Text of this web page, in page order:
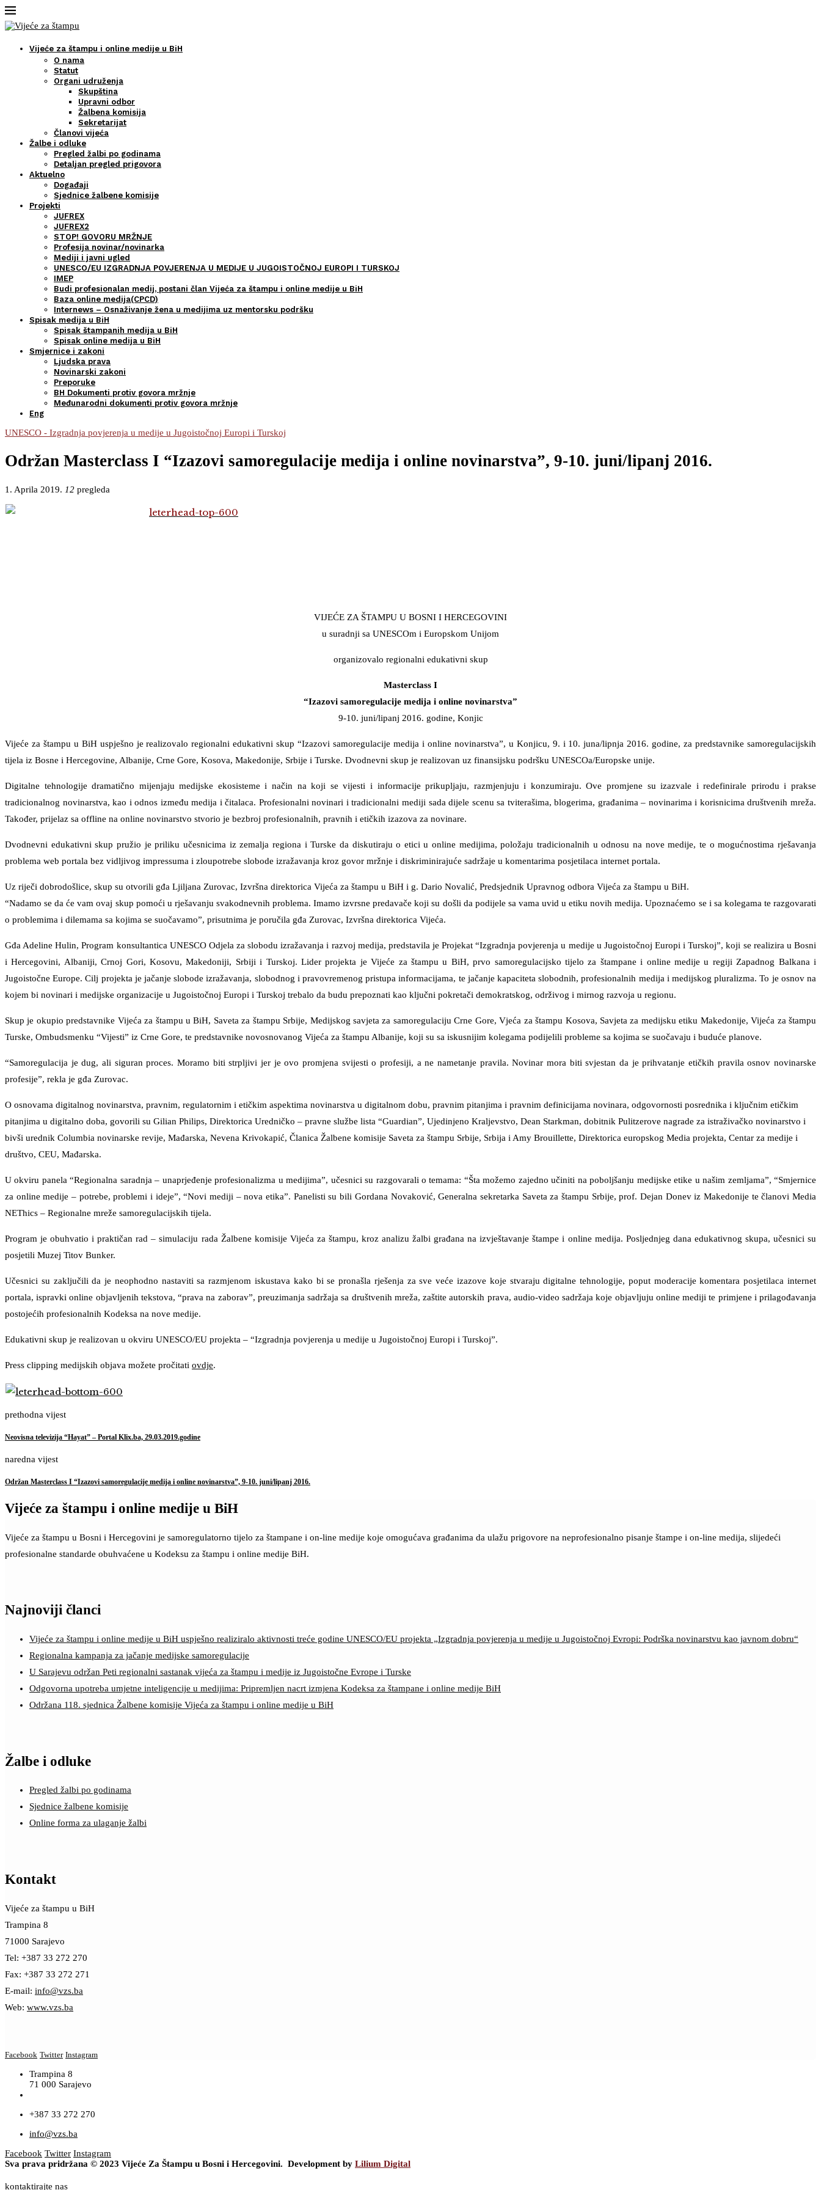
Vijeće za štampu i online medije u BiH
O nama
Statut
Organi udruženja
Skupština
Upravni odbor
Žalbena komisija
Sekretarijat
Članovi vijeća
Žalbe i odluke
Pregled žalbi po godinama
Detaljan pregled prigovora
Aktuelno
Događaji
Sjednice žalbene komisije
Projekti
JUFREX
JUFREX2
STOP! GOVORU MRŽNJE
Profesija novinar/novinarka
Mediji i javni ugled
UNESCO/EU IZGRADNJA POVJERENJA U MEDIJE U JUGOISTOČNOJ EUROPI I TURSKOJ
IMEP
Budi profesionalan medij, postani član Vijeća za štampu i online medije u BiH
Baza online medija(CPCD)
Internews – Osnaživanje žena u medijima uz mentorsku podršku
Spisak medija u BiH
Spisak štampanih medija u BiH
Spisak online medija u BiH
Smjernice i zakoni
Ljudska prava
Novinarski zakoni
Preporuke
BH Dokumenti protiv govora mržnje
Međunarodni dokumenti protiv govora mržnje
Eng
UNESCO - Izgradnja povjerenja u medije u Jugoistočnoj Europi i Turskoj
Održan Masterclass I “Izazovi samoregulacije medija i online novinarstva”, 9-10. juni/lipanj 2016.
1. Aprila 2019. 12 pregleda
VIJEĆE ZA ŠTAMPU U BOSNI I HERCEGOVINI
u suradnji sa UNESCOm i Europskom Unijom
organizovalo regionalni edukativni skup
Masterclass I
“Izazovi samoregulacije medija i online novinarstva”
9-10. juni/lipanj 2016. godine, Konjic
Vijeće za štampu u BiH uspješno je realizovalo regionalni edukativni skup “Izazovi samoregulacije medija i online novinarstva”, u Konjicu, 9. i 10. juna/lipnja 2016. godine, za predstavnike samoregulacijskih
tijela iz Bosne i Hercegovine, Albanije, Crne Gore, Kosova, Makedonije, Srbije i Turske. Dvodnevni skup je realizovan uz finansijsku podršku UNESCOa/Europske unije.
Digitalne tehnologije dramatično mijenjaju medijske ekosisteme i način na koji se vijesti i informacije prikupljaju, razmjenjuju i konzumiraju. Ove promjene su izazvale i redefinirale prirodu i prakse
tradicionalnog novinarstva, kao i odnos između medija i čitalaca. Profesionalni novinari i tradicionalni mediji sada dijele scenu sa tviterašima, blogerima, građanima – novinarima i korisnicima društvenih mreža.
Također, prijelaz sa offline na online novinarstvo stvorio je bezbroj profesionalnih, pravnih i etičkih izazova za novinare.
Dvodnevni edukativni skup pružio je priliku učesnicima iz zemalja regiona i Turske da diskutiraju o etici u online medijima, položaju tradicionalnih u odnosu na nove medije, te o mogućnostima rješavanja
problema web portala bez vidljivog impressuma i zloupotrebe slobode izražavanja kroz govor mržnje i diskriminirajuće sadržaje u komentarima posjetilaca internet portala.
Uz riječi dobrodošlice, skup su otvorili gđa Ljiljana Zurovac, Izvršna direktorica Vijeća za štampu u BiH i g. Dario Novalić, Predsjednik Upravnog odbora Vijeća za štampu u BiH.
“Nadamo se da će vam ovaj skup pomoći u rješavanju svakodnevnih problema. Imamo izvrsne predavače koji su došli da podijele sa vama uvid u etiku novih medija. Upoznaćemo se i sa kolegama te razgovarati
o problemima i dilemama sa kojima se suočavamo”, prisutnima je poručila gđa Zurovac, Izvršna direktorica Vijeća.
Gđa Adeline Hulin, Program konsultantica UNESCO Odjela za slobodu izražavanja i razvoj medija, predstavila je Projekat “Izgradnja povjerenja u medije u Jugoistočnoj Europi i Turskoj”, koji se realizira u Bosni
i Hercegovini, Albaniji, Crnoj Gori, Kosovu, Makedoniji, Srbiji i Turskoj. Lider projekta je Vijeće za štampu u BiH, prvo samoregulacijsko tijelo za štampane i online medije u regiji Zapadnog Balkana i
Jugoistočne Europe. Cilj projekta je jačanje slobode izražavanja, slobodnog i pravovremenog pristupa informacijama, te jačanje kapaciteta slobodnih, profesionalnih medija i medijskog pluralizma. To je osnov na
kojem bi novinari i medijske organizacije u Jugoistočnoj Europi i Turskoj trebalo da budu prepoznati kao ključni pokretači demokratskog, održivog i mirnog razvoja u regionu.
Skup je okupio predstavnike Vijeća za štampu u BiH, Saveta za štampu Srbije, Medijskog savjeta za samoregulaciju Crne Gore, Vjeća za štampu Kosova, Savjeta za medijsku etiku Makedonije, Vijeća za štampu
Turske, Ombudsmenku “Vijesti” iz Crne Gore, te predstavnike novosnovanog Vijeća za štampu Albanije, koji su sa iskusnijim kolegama podijelili probleme sa kojima se suočavaju i buduće planove.
“Samoregulacija je dug, ali siguran proces. Moramo biti strpljivi jer je ovo promjena svijesti o profesiji, a ne nametanje pravila. Novinar mora biti svjestan da je prihvatanje etičkih pravila osnov novinarske
profesije”, rekla je gđa Zurovac.
O osnovama digitalnog novinarstva, pravnim, regulatornim i etičkim aspektima novinarstva u digitalnom dobu, pravnim pitanjima i pravnim definicijama novinara, odgovornosti posrednika i ključnim etičkim
pitanjima u digitalno doba, govorili su Gilian Philips, Direktorica Uredničko – pravne službe lista “Guardian”, Ujedinjeno Kraljevstvo, Dean Starkman, dobitnik Pulitzerove nagrade za istraživačko novinarstvo i
bivši urednik Columbia novinarske revije, Mađarska, Nevena Krivokapić, Članica Žalbene komisije Saveta za štampu Srbije, Srbija i Amy Brouillette, Direktorica europskog Media projekta, Centar za medije i
društvo, CEU, Mađarska.
U okviru panela “Regionalna saradnja – unaprjeđenje profesionalizma u medijima”, učesnici su razgovarali o temama: “Šta možemo zajedno učiniti na poboljšanju medijske etike u našim zemljama”, “Smjernice
za online medije – potrebe, problemi i ideje”, “Novi mediji – nova etika”. Panelisti su bili Gordana Novaković, Generalna sekretarka Saveta za štampu Srbije, prof. Dejan Donev iz Makedonije te članovi Media
NEThics – Regionalne mreže samoregulacijskih tijela.
Program je obuhvatio i praktičan rad – simulaciju rada Žalbene komisije Vijeća za štampu, kroz analizu žalbi građana na izvještavanje štampe i online medija. Posljednjeg dana edukativnog skupa, učesnici su
posjetili Muzej Titov Bunker.
Učesnici su zaključili da je neophodno nastaviti sa razmjenom iskustava kako bi se pronašla rješenja za sve veće izazove koje stvaraju digitalne tehnologije, poput moderacije komentara posjetilaca internet
portala, ispravki online objavljenih tekstova, “prava na zaborav”, preuzimanja sadržaja sa društvenih mreža, zaštite autorskih prava, audio-video sadržaja koje objavljuju online mediji te primjene i prilagođavanja
postojećih profesionalnih Kodeksa na nove medije.
Edukativni skup je realizovan u okviru UNESCO/EU projekta – “Izgradnja povjerenja u medije u Jugoistočnoj Europi i Turskoj”.
Press clipping medijskih objava možete pročitati ovdje.
prethodna vijest
Neovisna televizija “Hayat” – Portal Klix.ba, 29.03.2019.godine
naredna vijest
Održan Masterclass I “Izazovi samoregulacije medija i online novinarstva”, 9-10. juni/lipanj 2016.
Vijeće za štampu i online medije u BiH
Vijeće za štampu u Bosni i Hercegovini je samoregulatorno tijelo za štampane i on-line medije koje omogućava građanima da ulažu prigovore na neprofesionalno pisanje štampe i on-line medija, slijedeći
profesionalne standarde obuhvaćene u Kodeksu za štampu i online medije BiH.
Najnoviji članci
Vijeće za štampu i online medije u BiH uspješno realiziralo aktivnosti treće godine UNESCO/EU projekta „Izgradnja povjerenja u medije u Jugoistočnoj Evropi: Podrška novinarstvu kao javnom dobru“
Regionalna kampanja za jačanje medijske samoregulacije
U Sarajevu održan Peti regionalni sastanak vijeća za štampu i medije iz Jugoistočne Evrope i Turske
Odgovorna upotreba umjetne inteligencije u medijima: Pripremljen nacrt izmjena Kodeksa za štampane i online medije BiH
Održana 118. sjednica Žalbene komisije Vijeća za štampu i online medije u BiH
Žalbe i odluke
Pregled žalbi po godinama
Sjednice žalbene komisije
Online forma za ulaganje žalbi
Kontakt
Vijeće za štampu u BiH
Trampina 8
71000 Sarajevo
Tel: +387 33 272 270
Fax: +387 33 272 271
E-mail: info@vzs.ba
Web: www.vzs.ba
Facebook Twitter Instagram
Trampina 8
71 000 Sarajevo
+387 33 272 270
info@vzs.ba
Facebook Twitter Instagram
Sva prava pridržana © 2023 Vijeće Za Štampu u Bosni i Hercegovini. Development by Lilium Digital
kontaktirajte nas